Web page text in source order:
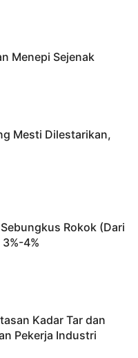
Menepi Sejenak
Mesti Dilestarikan,
Rokok (Dari
4%
Kadar Tar dan
Pekerja Industri